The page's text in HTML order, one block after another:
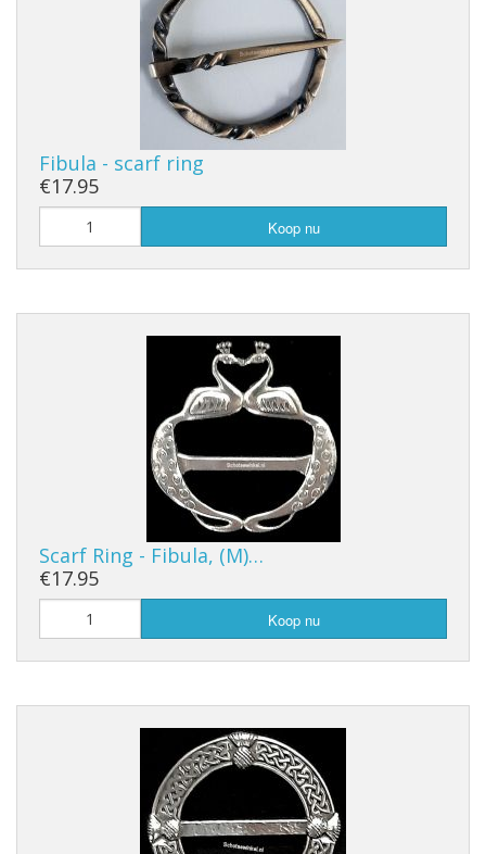
Fibula - scarf ring
€17.95
Koop nu
Scarf Ring - Fibula, (M)…
€17.95
Koop nu